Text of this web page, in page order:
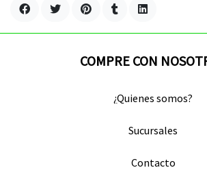
COMPRE CON
¿Quienes somos?
Sucursales
Contacto